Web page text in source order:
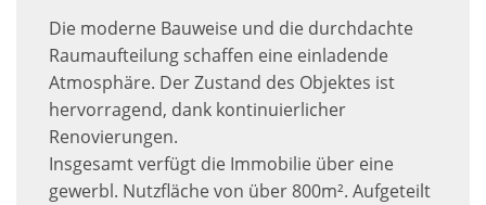
Die moderne Bauweise und die durchdachte
Raumaufteilung schaffen eine einladende
Atmosphäre. Der Zustand des Objektes ist
hervorragend, dank kontinuierlicher
Renovierungen.
Insgesamt verfügt die Immobilie über eine
gewerbl. Nutzfläche von über 800m². Aufgeteilt